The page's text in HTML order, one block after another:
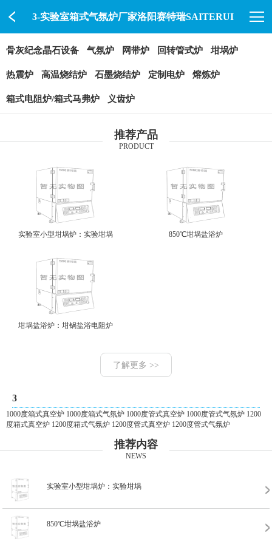
3-实验室箱式气氛炉厂家洛阳赛特瑞SAITERUI
骨灰纪念晶石设备 气氛炉 网带炉 回转管式炉 坩埚炉
热震炉 高温烧结炉 石墨烧结炉 定制电炉 熔炼炉
箱式电阻炉/箱式马弗炉 义齿炉
推荐产品
PRODUCT
实验室小型坩埚炉：实验坩埚 850℃坩埚盐浴炉
坩埚盐浴炉：坩锅盐浴电阻炉
了解更多 >>
3
1000度箱式真空炉 1000度箱式气氛炉 1000度管式真空炉 1000度管式气氛炉 1200
度箱式真空炉 1200度箱式气氛炉 1200度管式真空炉 1200度管式气氛炉
推荐内容
NEWS
实验室小型坩埚炉：实验坩埚
850℃坩埚盐浴炉